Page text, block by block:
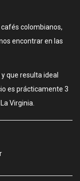
cafés colombianos,
encontrar en las
que resulta ideal
es prácticamente 3
Virginia.